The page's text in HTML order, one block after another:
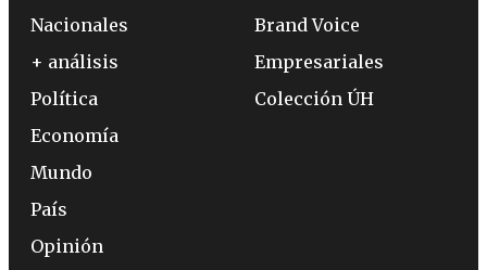
Nacionales
+ análisis
Política
Economía
Mundo
País
Opinión
Brand Voice
Empresariales
Colección ÚH